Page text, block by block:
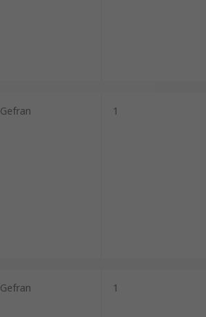
Gefran 1
Gefran 1